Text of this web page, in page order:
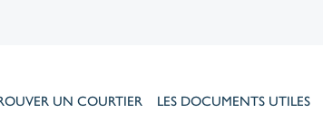
UN COURTIER LES DOCUMENTS UTILES